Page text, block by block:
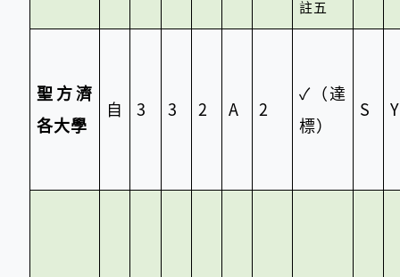
註五
聖方濟
各大學
自 3 3 2 A 2
✓ （達
標）
S Y